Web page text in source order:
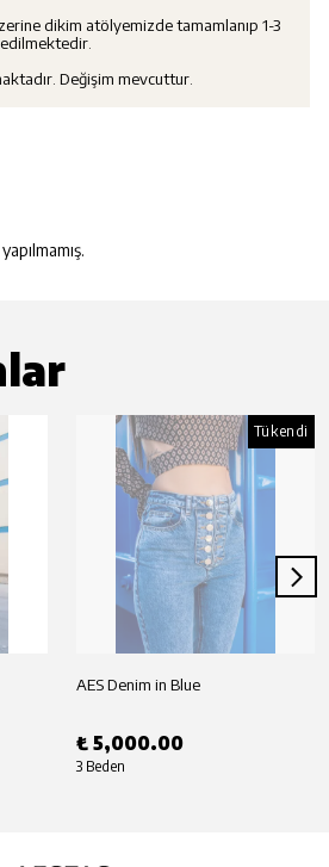
dikim atölyemizde tamamlanıp 1-3
Değişim mevcuttur.
Tükendi
AES Denim in Blue
₺ 5,000.00
3 Beden